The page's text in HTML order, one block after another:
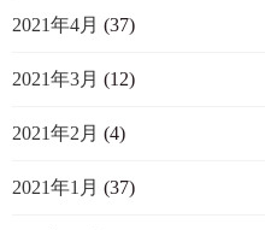
2021年4月 (37)
2021年3月 (12)
2021年2月 (4)
2021年1月 (37)